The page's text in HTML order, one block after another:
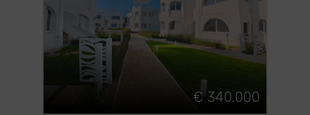
€ 340.000